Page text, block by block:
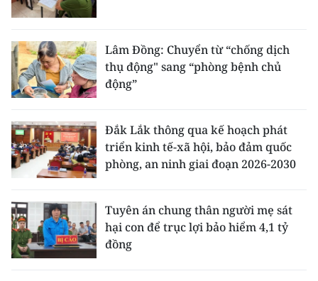
Lâm Đồng: Chuyển từ “chống dịch
thụ động" sang “phòng bệnh chủ
động”
Đắk Lắk thông qua kế hoạch phát
triển kinh tế-xã hội, bảo đảm quốc
phòng, an ninh giai đoạn 2026-2030
Tuyên án chung thân người mẹ sát
hại con để trục lợi bảo hiểm 4,1 tỷ
đồng